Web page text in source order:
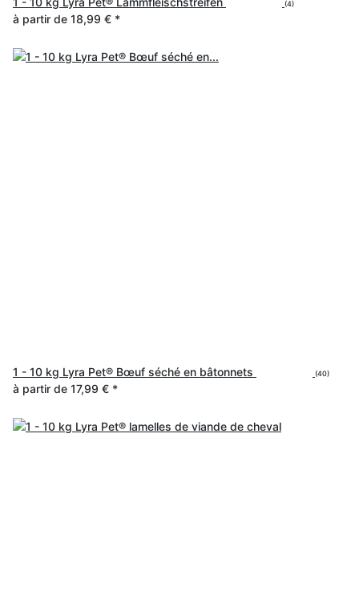
(4)
à partir de 18,99 € *
1 - 10 kg Lyra Pet® Bœuf séché en bâtonnets (40)
à partir de 17,99 € *